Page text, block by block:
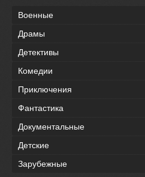
Военные
Драмы
Детективы
Комедии
Приключения
Фантастика
Документальные
Детские
Зарубежные